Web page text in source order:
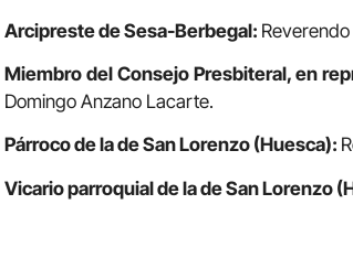
Arcipreste de Sesa-Berbegal:
Miembro del Consejo Presbiteral, en
Domingo Anzano Lacarte.
Párroco de la de San Lorenzo (Huesca):
Vicario parroquial de la de San Lorenzo